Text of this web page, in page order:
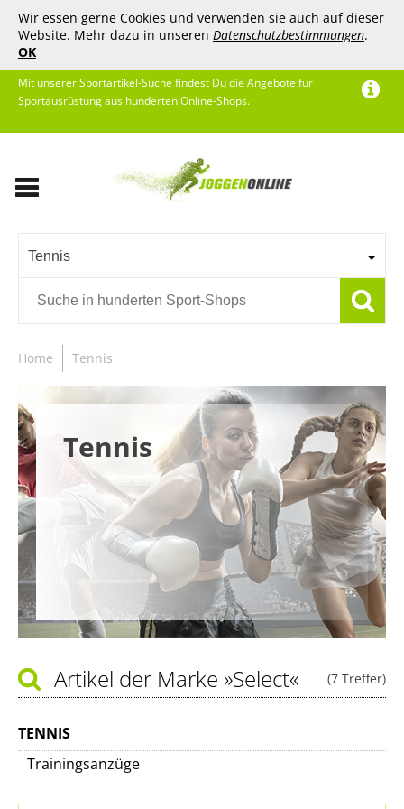
Wir essen gerne Cookies und verwenden sie auch auf dieser
Website. Mehr dazu in unseren Datenschutzbestimmungen.
OK
Mit unserer Sportartikel-Suche findest Du die Angebote für
Sportausrüstung aus hunderten Online-Shops.
Tennis
Home Tennis
Tennis
(7 Treffer)
Artikel der Marke »Select«
TENNIS
Trainingsanzüge